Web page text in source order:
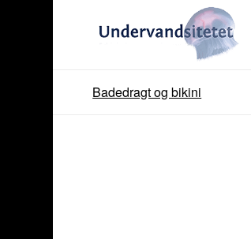
Badedragt og bikini